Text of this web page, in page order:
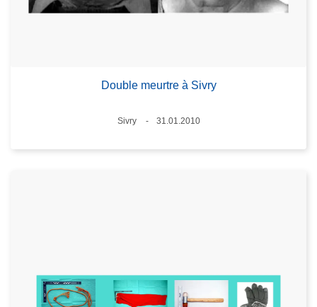
Double meurtre à Sivry
Standort
Sivry
31.01.2010